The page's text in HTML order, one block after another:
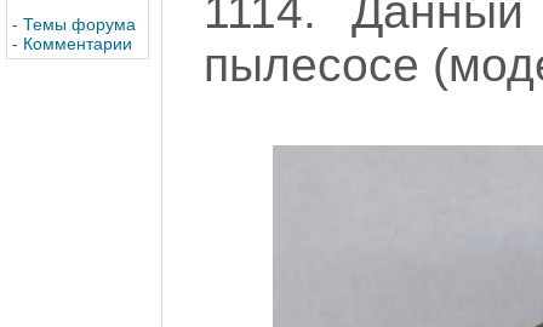
- Темы форума
- Комментарии
1114.
пылесосе